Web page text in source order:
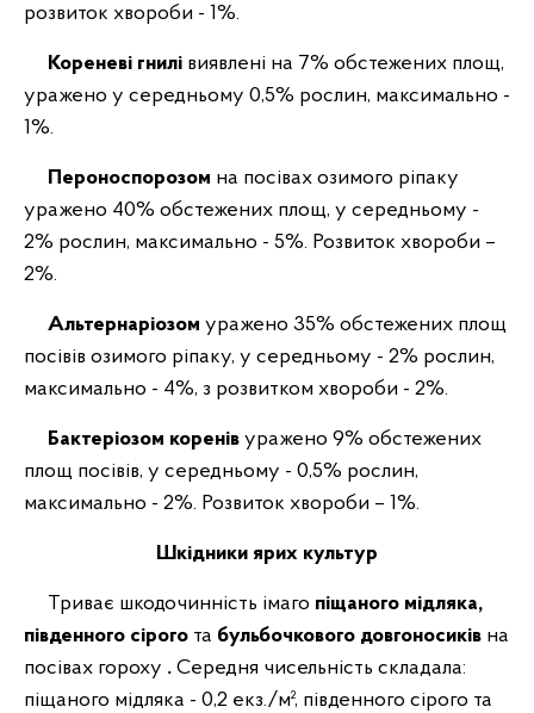
розвиток хвороби - 1%.
Кореневі гнилі виявлені на 7% обстежених площ,
уражено у середньому 0,5% рослин, максимально -
1%.
Пероноспорозом на посівах озимого ріпаку
уражено 40% обстежених площ, у середньому -
2% рослин, максимально - 5%. Розвиток хвороби –
2%.
Альтернаріозом уражено 35% обстежених площ
посівів озимого ріпаку, у середньому - 2% рослин,
максимально - 4%, з розвитком хвороби - 2%.
Бактеріозом коренів уражено 9% обстежених
площ посівів, у середньому - 0,5% рослин,
максимально - 2%. Розвиток хвороби – 1%.
Шкідники ярих культур
Триває шкодочинність імаго піщаного мідляка,
південного сірого та бульбочкового довгоносиків на
посівах гороху . Середня чисельність складала:
піщаного мідляка - 0,2 екз./м², південного сірого та